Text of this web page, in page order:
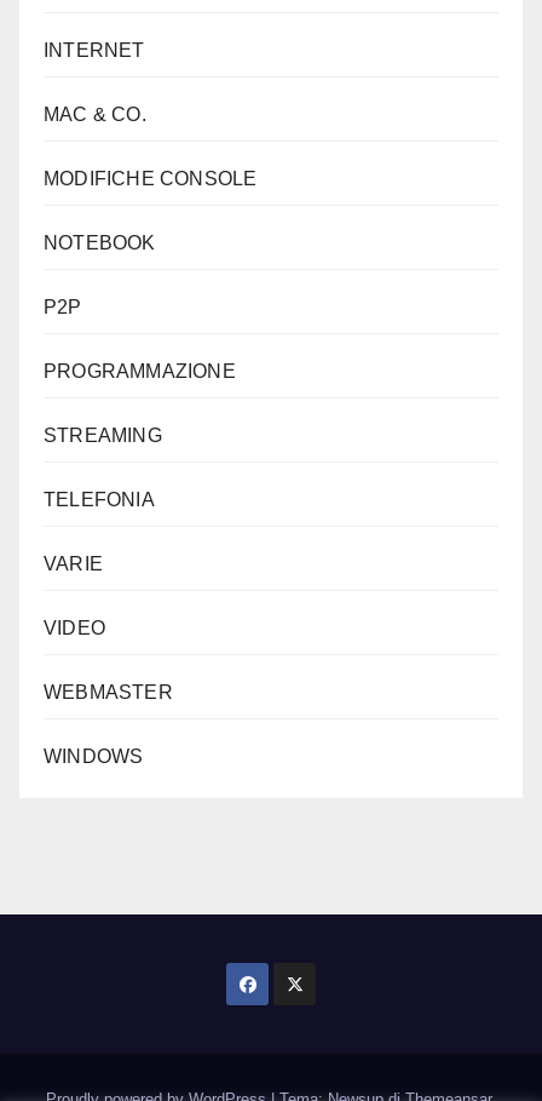
INTERNET
MAC & CO.
MODIFICHE CONSOLE
NOTEBOOK
P2P
PROGRAMMAZIONE
STREAMING
TELEFONIA
VARIE
VIDEO
WEBMASTER
WINDOWS